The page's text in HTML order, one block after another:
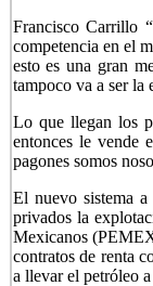
Francisco Carrillo
competencia en el
esto es una gran
tampoco va a ser la
Lo que llegan los
entonces le vende
pagones somos
El nuevo sistema
privados la
Mexicanos
contratos de renta
a llevar el petróleo